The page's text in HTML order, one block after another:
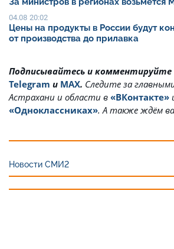
04.08 20:02
Цены на продукты в России будут
от производства до прилавка
Подписывайтесь и комментируйте
Telegram и MAX. Cледите за
Астрахани и области в «ВКонтакте»
«Одноклассниках». А также ждём
Новости СМИ2